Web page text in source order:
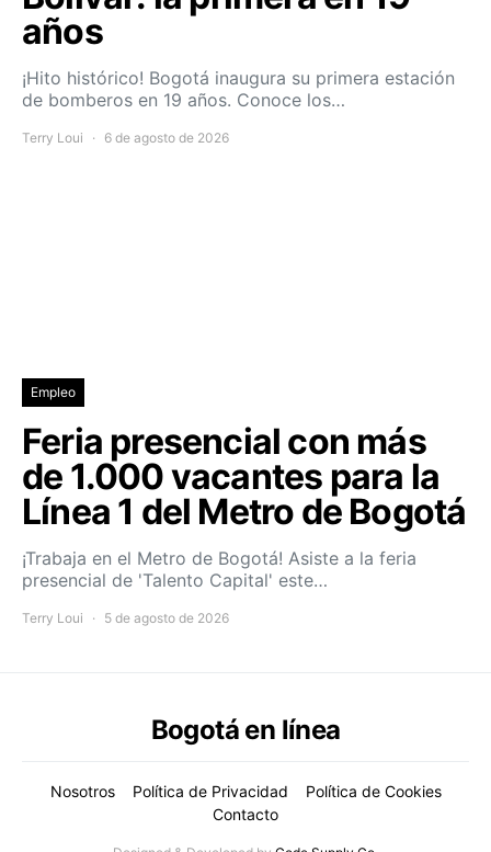
años
¡Hito histórico! Bogotá inaugura su primera estación
de bomberos en 19 años. Conoce los…
Terry Loui 6 de agosto de 2026
Empleo
Feria presencial con más
de 1.000 vacantes para la
Línea 1 del Metro de Bogotá
¡Trabaja en el Metro de Bogotá! Asiste a la feria
presencial de 'Talento Capital' este…
Terry Loui 5 de agosto de 2026
Bogotá en línea
Nosotros Política de Privacidad
Política de Cookies
Contacto